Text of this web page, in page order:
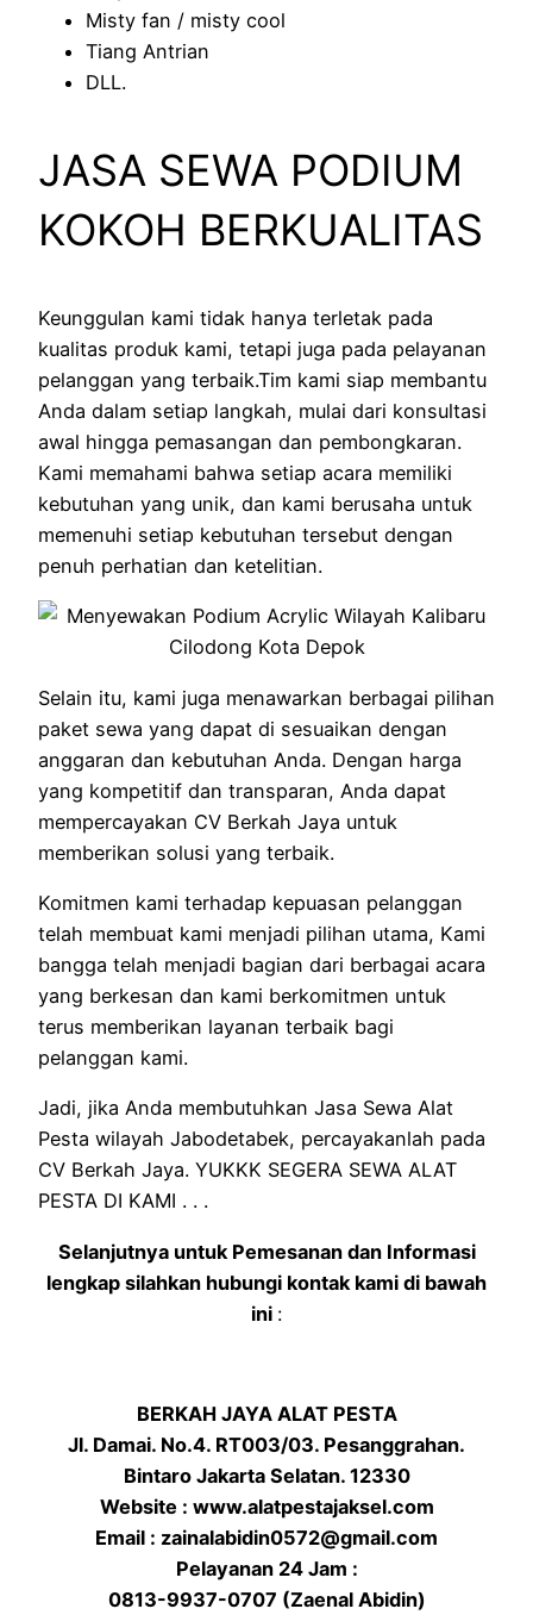
Misty fan / misty cool
Tiang Antrian
DLL.
JASA SEWA PODIUM
KOKOH BERKUALITAS
Keunggulan kami tidak hanya terletak pada
kualitas produk kami, tetapi juga pada pelayanan
pelanggan yang terbaik.Tim kami siap membantu
Anda dalam setiap langkah, mulai dari konsultasi
awal hingga pemasangan dan pembongkaran.
Kami memahami bahwa setiap acara memiliki
kebutuhan yang unik, dan kami berusaha untuk
memenuhi setiap kebutuhan tersebut dengan
penuh perhatian dan ketelitian.
Selain itu, kami juga menawarkan berbagai pilihan
paket sewa yang dapat di sesuaikan dengan
anggaran dan kebutuhan Anda. Dengan harga
yang kompetitif dan transparan, Anda dapat
mempercayakan CV Berkah Jaya untuk
memberikan solusi yang terbaik.
Komitmen kami terhadap kepuasan pelanggan
telah membuat kami menjadi pilihan utama, Kami
bangga telah menjadi bagian dari berbagai acara
yang berkesan dan kami berkomitmen untuk
terus memberikan layanan terbaik bagi
pelanggan kami.
Jadi, jika Anda membutuhkan Jasa Sewa Alat
Pesta wilayah Jabodetabek, percayakanlah pada
CV Berkah Jaya. YUKKK SEGERA SEWA ALAT
PESTA DI KAMI . . .
Selanjutnya untuk Pemesanan dan Informasi
lengkap silahkan hubungi kontak kami di bawah
ini :
BERKAH JAYA ALAT PESTA
Jl. Damai. No.4. RT003/03. Pesanggrahan.
Bintaro Jakarta Selatan. 12330
Website : www.alatpestajaksel.com
Email : zainalabidin0572@gmail.com
Pelayanan 24 Jam :
0813-9937-0707 (Zaenal Abidin)